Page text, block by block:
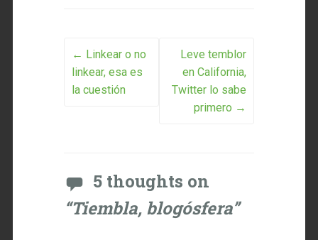
Post navigation
← Linkear o no
linkear, esa es
la cuestión
Leve temblor
en California,
Twitter lo sabe
primero →
5 thoughts on
“Tiembla, blogósfera”